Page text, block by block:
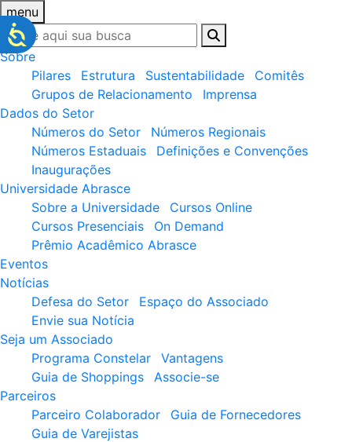
menu
Sobre
Pilares
Estrutura Sustentabilidade
Comitês
Grupos de Relacionamento
Imprensa
Dados do Setor
Números do Setor
Números Regionais
Números Estaduais
Definições e Convenções
Inaugurações
Universidade Abrasce
Sobre a Universidade
Cursos Online
Cursos Presenciais
On Demand
Prêmio Acadêmico Abrasce
Eventos
Notícias
Defesa do Setor
Espaço do Associado
Envie sua Notícia
Seja um Associado
Programa Constelar
Vantagens
Guia de Shoppings
Associe-se
Parceiros
Parceiro Colaborador
Guia de Fornecedores
Guia de Varejistas